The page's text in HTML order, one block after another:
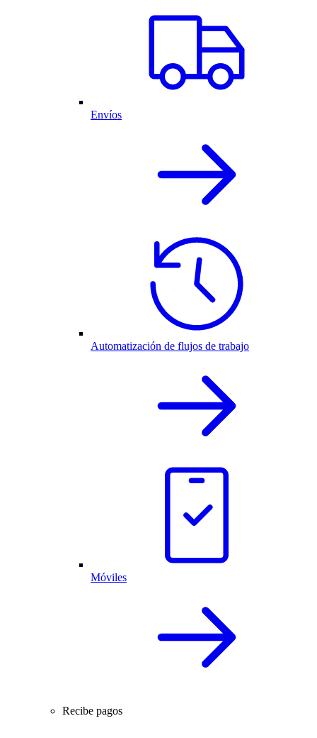
Envíos
Automatización de flujos de trabajo
Móviles
Recibe pagos